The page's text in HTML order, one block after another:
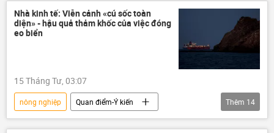
Chính sách
Ấn Độ
Hoa Kỳ
Trung Quốc
Nhóm G7
Nhà kinh tế: Viễn cảnh «cú sốc toàn
diện» - hậu quả thảm khốc của việc đóng
eo biển
15 Tháng Tư, 03:07
nông nghiệp
Quan điểm-Ý kiến
chuyên gia
Thế giới
Chính trị
Thêm 14